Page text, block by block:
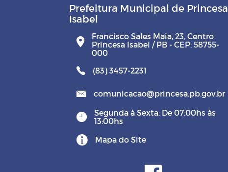
Prefeitura Municipal de Princesa
Isabel
Francisco Sales Maia, 23, Centro
Princesa Isabel / PB - CEP: 58755-
000
(83) 3457-2231
comunicacao@princesa.pb.gov.br
Segunda à Sexta: De 07:00hs às
13:00hs
Mapa do Site